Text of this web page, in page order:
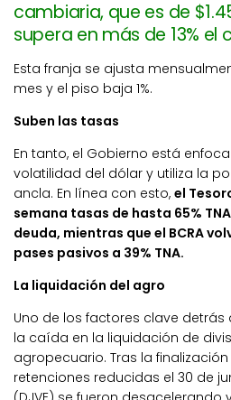
cambiaria, que es de
supera en más de 13%
Esta franja se ajusta
mes y el piso baja 1%.
Suben las tasas
En tanto, el Gobierno está
volatilidad del dólar y utiliza la
ancla. En línea con esto, el
semana tasas de hasta 65%
deuda, mientras que el BCRA
pases pasivos a 39% TNA.
La liquidación del agro
Uno de los factores clave
la caída en la liquidación de
agropecuario. Tras la
retenciones reducidas el 30 de